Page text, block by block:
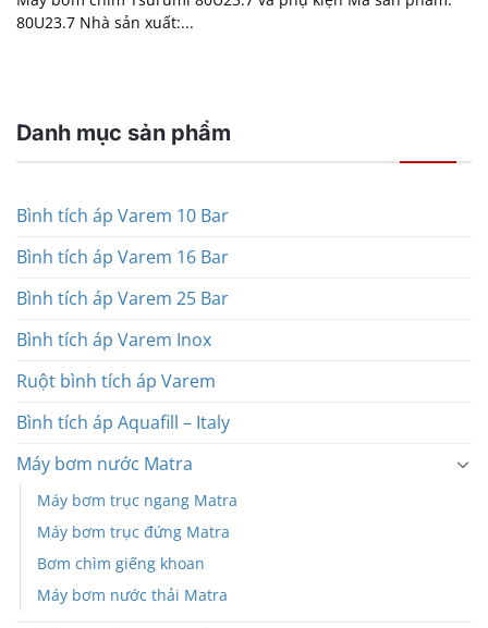
80U23.7 Nhà sản xuất:...
Danh mục sản phẩm
Bình tích áp Varem 10 Bar
Bình tích áp Varem 16 Bar
Bình tích áp Varem 25 Bar
Bình tích áp Varem Inox
Ruột bình tích áp Varem
Bình tích áp Aquafill – Italy
Máy bơm nước Matra
Máy bơm trục ngang Matra
Máy bơm trục đứng Matra
Bơm chìm giếng khoan
Máy bơm nước thải Matra